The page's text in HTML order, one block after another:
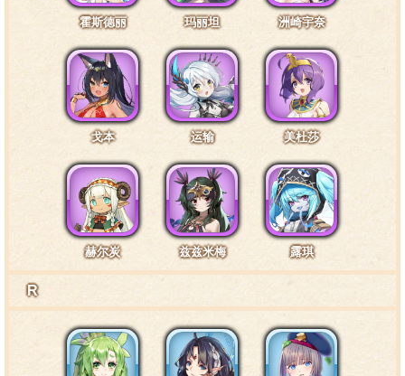
霍斯德丽 玛丽坦 洲崎宇奈
戈本 运输 美杜莎
赫尔炭 兹兹米梅 露琪
R